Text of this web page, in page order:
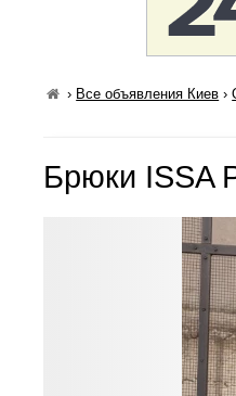
› Все объявления Киев ›
Брюки ISSA